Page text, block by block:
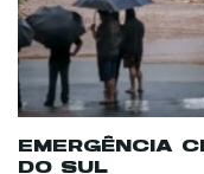
EMERGÊNCIA
DO SUL